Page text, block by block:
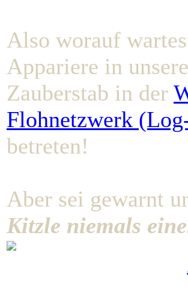
Also worauf
Appariere in
Zauberstab in der
Flohnetzwerk
betreten!
Aber sei gewarnt
Kitzle niemals